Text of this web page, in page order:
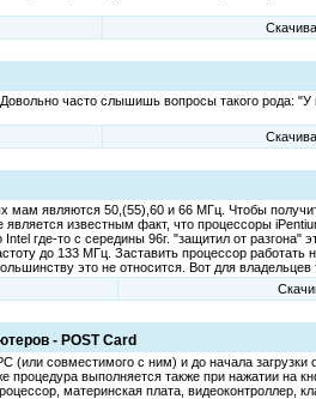
часто слышишь вопросы такого рода:
мам являются 50,(55),60 и 66 МГц. Чтобы
известным факт, что процессоры
где-то с середины 96г. "защитил от
до 133 МГц. Заставить процессор
это не относится. Вот для
- POST Card
(или совместимого с ним) и до начала
выполняется также при нажатии на
материнская плата, видеоконтроллер,